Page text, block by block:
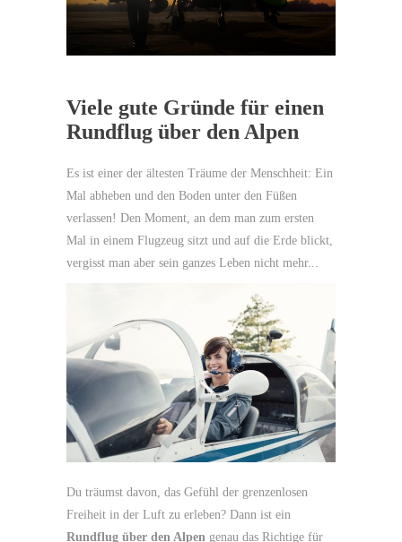
Viele gute Gründe für einen
Rundflug über den Alpen
Es ist einer der ältesten Träume der Menschheit: Ein
Mal abheben und den Boden unter den Füßen
verlassen! Den Moment, an dem man zum ersten
Mal in einem Flugzeug sitzt und auf die Erde blickt,
vergisst man aber sein ganzes Leben nicht mehr...
Du träumst davon, das Gefühl der grenzenlosen
Freiheit in der Luft zu erleben? Dann ist ein
Rundflug über den Alpen genau das Richtige für